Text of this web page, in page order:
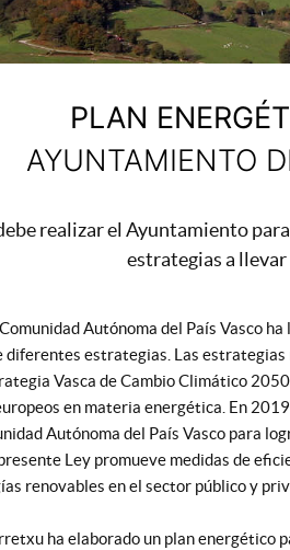
PLAN
AYUNTAMIENTO
realizar el Ayuntamiento
estrategias a llevar
Autónoma del País Vasco
diferentes estrategias. Las
Vasca de Cambio Climático
en materia energética. En
Autónoma del País Vasco para
Ley promueve medidas de
renovables en el sector público y
ha elaborado un plan energético